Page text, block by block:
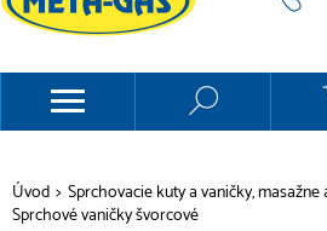
Úvod > Sprchovacie kuty a vaničky, masažne
Sprchové vaničky švorcové